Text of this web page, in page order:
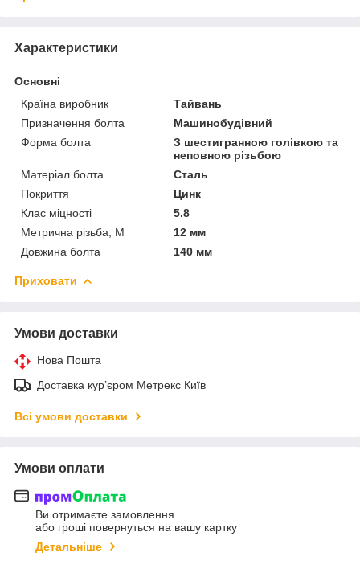
Характеристики
Основні
Країна виробник
Тайвань
Призначення болта
Машинобудівний
Форма болта
З шестигранною голівкою та
неповною різьбою
Матеріал болта
Сталь
Покриття
Цинк
Клас міцності
5.8
Метрична різьба, М
12 мм
Довжина болта
140 мм
Приховати
Умови доставки
Нова Пошта
Доставка курʼєром Метрекс Київ
Всі умови доставки
Умови оплати
Ви отримаєте замовлення
або гроші повернуться на вашу картку
Детальніше